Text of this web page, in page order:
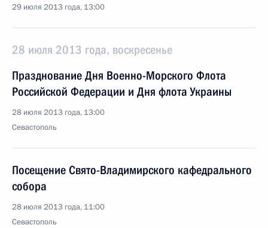
29 июля 2013 года, 13:00
28 июля 2013 года, воскресенье
Празднование Дня Военно-Морского Флота
Российской Федерации и Дня флота Украины
28 июля 2013 года, 13:00
Севастополь
Посещение Свято-Владимирского кафедрального
собора
28 июля 2013 года, 11:00
Севастополь